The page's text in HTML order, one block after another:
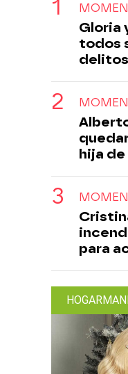
Gloria
todos
delitos
hija
para